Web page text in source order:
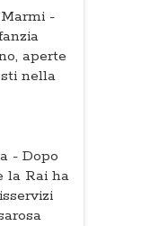
-
aperte
nella
- Dopo
la Rai ha